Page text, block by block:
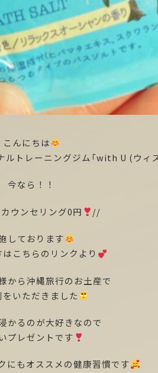
こんにちは
トレーニングジム「with U (ウィ
今なら！！
ウンセリング0円 //
しております
こちらのリンクより
から沖縄旅行のお土産で
をいただきました
かるのが大好きなので
プレゼントです
にもオススメの健康習慣です